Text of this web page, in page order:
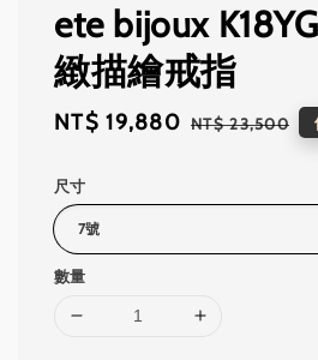
ete bijoux
緻描繪戒指
Sale
NT$ 19,880 Regular
NT$ 23,500
尺寸
數量